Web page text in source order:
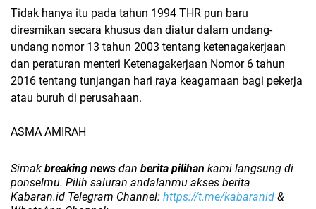
Tidak hanya itu pada tahun 1994 THR pun baru
diresmikan secara khusus dan diatur dalam undang-
undang nomor 13 tahun 2003 tentang ketenagakerjaan
dan peraturan menteri Ketenagakerjaan Nomor 6 tahun
2016 tentang tunjangan hari raya keagamaan bagi pekerja
atau buruh di perusahaan.
ASMA AMIRAH
Simak breaking news dan berita pilihan kami langsung di
ponselmu. Pilih saluran andalanmu akses berita
Kabaran.id Telegram Channel: https://t.me/kabaranid &